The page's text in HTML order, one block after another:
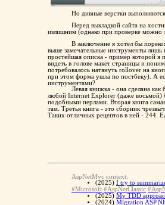
Но дивные верстки
Перед выкладкой сайта на
излишним (однако при проверке можно
В заключение я хотел бы
выше замечательные инструменты
простейшая описка - пример которой я
видеть в голове макет страницы и
потребовалось натянуть rollover на
при этом форма ушла по постбеку). А
инструментами?
Левая книжка - она сделана
любой Internet Explorer (даже восьмой)
подобными перлами. Вторая книга
там. Третья книга - это сборник
Таких отличных рецептов в ней - 244.
AspNetMvc context:
(2025) I try to
#Microsoft #AspNetClassic
(2025) My TDD
(2024) Migration